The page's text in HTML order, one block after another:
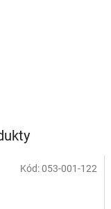
Kód:053-001-122